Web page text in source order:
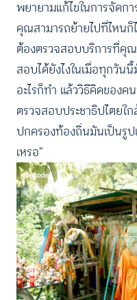
พยายามแก้ไขในการจัดก
คุณสามารถย้ายไปที่ไหน
ต้องตรวจสอบบริการที่คุ
สอบได้ยังไงในเมื่อทุกวัน
อะไรก็ทำ แล้ววิธีคิดของค
ตรวจสอบประชาธิปไตยใ
ปกครองท้องถิ่นมันเป็นรูป
เหรอ”